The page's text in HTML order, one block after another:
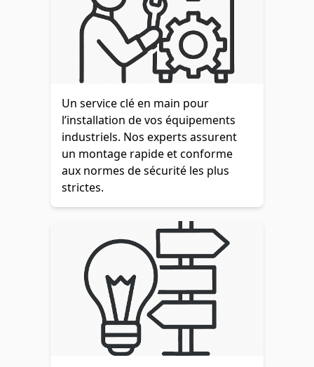
Un service clé en main pour
l’installation de vos équipements
industriels. Nos experts assurent
un montage rapide et conforme
aux normes de sécurité les plus
strictes.